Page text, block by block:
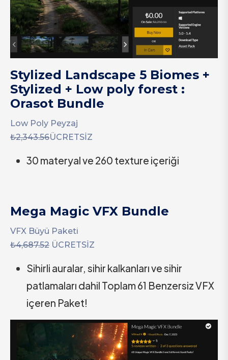
Stylized Landscape 5 Biomes +
Stylized + Low poly forest :
Orasot Bundle
Low Poly Peyzaj
₺2,343.56ÜCRETSİZ
30 materyal ve 260 texture içeriği
Mega Magic VFX Bundle
VFX Büyü Paketi
₺4,687.52 ÜCRETSİZ
Sihirli auralar, sihir kalkanları ve sihir
patlamaları dahil Toplam 61 Benzersiz VFX
içeren Paket!